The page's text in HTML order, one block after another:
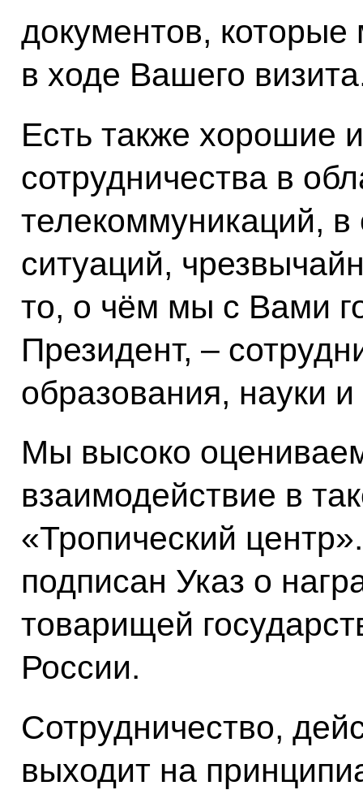
документов,
в ходе Вашего
Есть также хорошие
сотрудничества в
телекоммуникаций,
ситуаций,
то, о чём мы с Вами
Президент, –
образования, науки
Мы высоко
взаимодействие в
«Тропический
подписан Указ о
товарищей
России.
Сотрудничество,
выходит на